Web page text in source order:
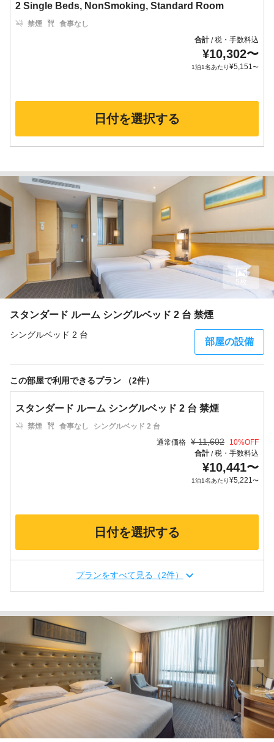
2 Single Beds, NonSmoking, Standard Room
禁煙
食事なし
合計/税・手数料込
¥10,302〜
1泊1名あたり¥5,151〜
日付を選択する
スタンダード ルーム シングルベッド 2 台 禁煙
シングルベッド 2 台
部屋の設備
この部屋で利用できるプラン （2件）
スタンダード ルーム シングルベッド 2 台 禁煙
禁煙 食事なし
シングルベッド 2 台
通常価格 ¥ 11,602 10%OFF
合計/税・手数料込
¥10,441〜
1泊1名あたり¥5,221〜
日付を選択する
プランをすべて見る（2件）